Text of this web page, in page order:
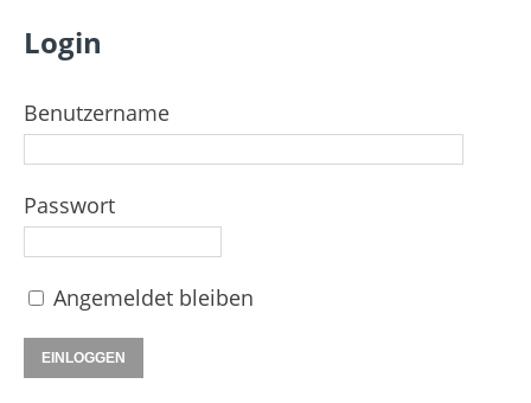
Login
Benutzername
Passwort
Angemeldet bleiben